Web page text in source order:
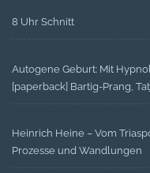
8 Uhr Schnitt
Autogene Geburt: Mit
[paperback] Bartig-Prang,
Heinrich Heine – Vom
Prozesse und Wandlungen